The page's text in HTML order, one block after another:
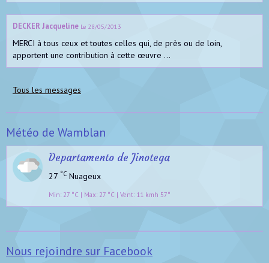
DECKER Jacqueline Le 28/05/2013
MERCI à tous ceux et toutes celles qui, de près ou de loin,
apportent une contribution à cette œuvre ...
Tous les messages
Météo de Wamblan
Departamento de Jinotega
27 °C Nuageux
Min: 27 °C | Max: 27 °C | Vent: 11 kmh 57°
Nous rejoindre sur Facebook